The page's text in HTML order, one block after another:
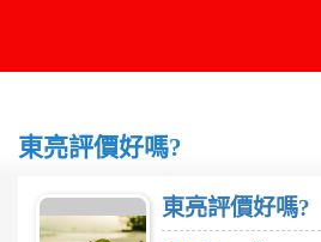
東亮評價好嗎?
東亮評價好嗎?